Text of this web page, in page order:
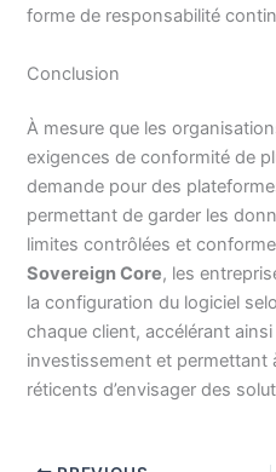
forme de responsabilité
Conclusion
À mesure que les
exigences de conformité de
demande pour des
permettant de garder les
limites contrôlées et
Sovereign Core, les
la configuration du logiciel
chaque client, accélérant
investissement et permettant
réticents d’envisager des